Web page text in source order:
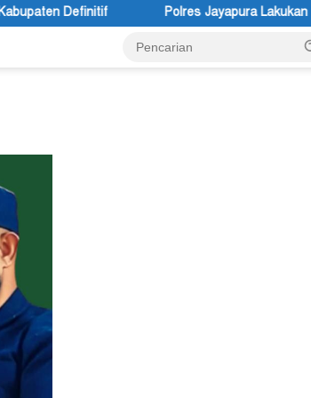
Polres Jayapura Lakukan Penyelidikan Pasca